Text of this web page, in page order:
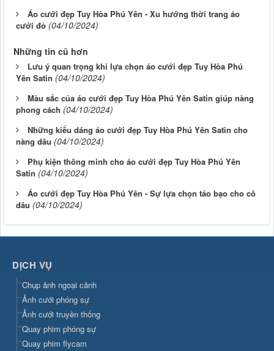
Áo cưới đẹp Tuy Hòa Phú Yên - Xu hướng thời trang áo
cưới đỏ (04/10/2024)
Những tin cũ hơn
Lưu ý quan trọng khi lựa chọn áo cưới đẹp Tuy Hòa Phú
Yên Satin (04/10/2024)
Màu sắc của áo cưới đẹp Tuy Hòa Phú Yên Satin giúp nàng
phong cách (04/10/2024)
Những kiểu dáng áo cưới đẹp Tuy Hòa Phú Yên Satin cho
nàng dâu (04/10/2024)
Phụ kiện thông minh cho áo cưới đẹp Tuy Hòa Phú Yên
Satin (04/10/2024)
Áo cưới đẹp Tuy Hòa Phú Yên - Sự lựa chọn táo bạo cho cô
dâu (04/10/2024)
DỊCH VỤ
Chụp ảnh ngoại cảnh
Ảnh cưới phóng sự
Ảnh cưới truyền thống
Quay phim phóng sự
Quay phim flycam